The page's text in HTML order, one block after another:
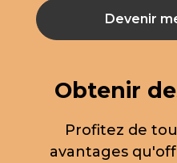
Devenir
Obtenir
Profitez de
avantages